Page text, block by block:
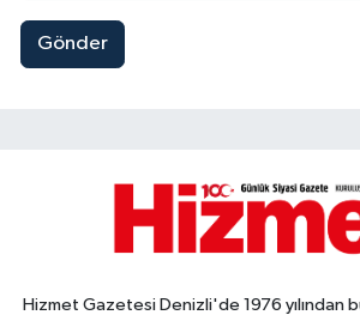
Gönder
Hizmet Gazetesi Denizli'de 1976 yılından